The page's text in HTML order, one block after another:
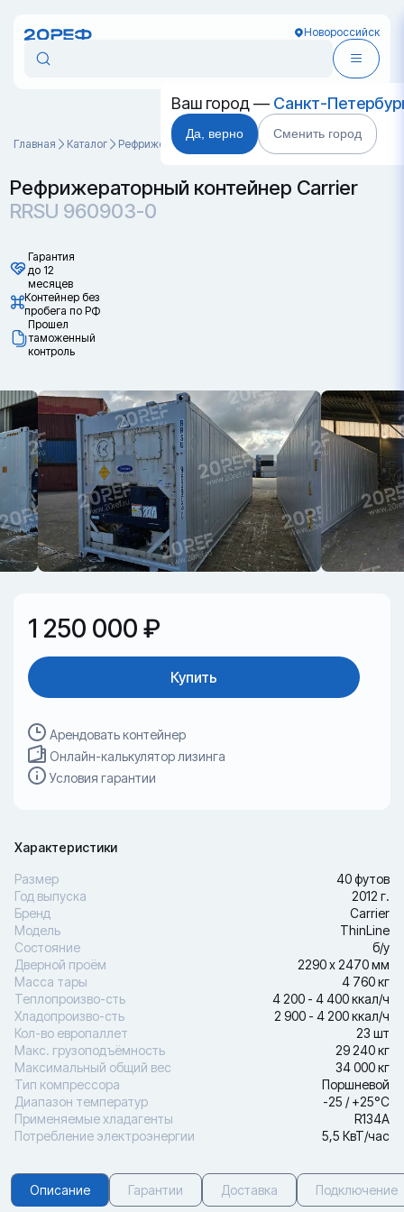
Новороссийск
Ваш город — Санкт-
Да, верно Сменить город
Главная Каталог Рефрижераторные контейнеры RRSU 960903-0
Рефрижераторный контейнер Carrier
RRSU 960903-0
Гарантия
до 12
месяцев
Контейнер без
пробега по РФ
Прошел
таможенный
контроль
1 250 000 ₽
Купить
Арендовать контейнер
Онлайн-калькулятор лизинга
Условия гарантии
Характеристики
Размер
40 футов
Год выпуска
2012 г.
Бренд
Carrier
Модель
ThinLine
Состояние
б/у
Дверной проём
2290 х 2470 мм
Масса тары
4 760 кг
Теплопроизво-сть
4 200 - 4 400 ккал/ч
Хладопроизво-сть
2 900 - 4 200 ккал/ч
Кол-во европаллет
23 шт
Макс. грузоподъёмность
29 240 кг
Максимальный общий вес
34 000 кг
Тип компрессора
Поршневой
Диапазон температур
-25 / +25°С
Применяемые хладагенты
R134A
Потребление электроэнергии
5,5 КвТ/час
Описание Гарантии Доставка Подключение